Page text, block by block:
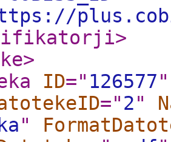
>
>
ID=" 126577"
="2"
"